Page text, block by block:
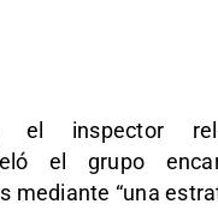
el inspector
el grupo
mediante “una